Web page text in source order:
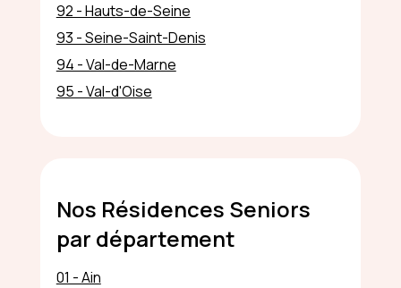
92 - Hauts-de-Seine
93 - Seine-Saint-Denis
94 - Val-de-Marne
95 - Val-d'Oise
Nos Résidences Seniors
par département
01 - Ain